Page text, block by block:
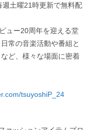
土曜21時更新で無料配
ュー20周年を迎える堂
常の音楽活動や番組と
ど、様々な場面に密着
tsuyoshiP_24